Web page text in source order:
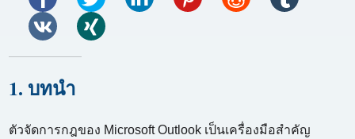
1. บทนำ
ตัวจัดการกฎของ Microsoft Outlook เป็นเครื่องมือสำคัญ